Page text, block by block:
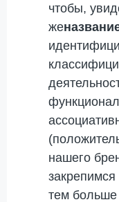
чтобы,
же
нашего
тем больше